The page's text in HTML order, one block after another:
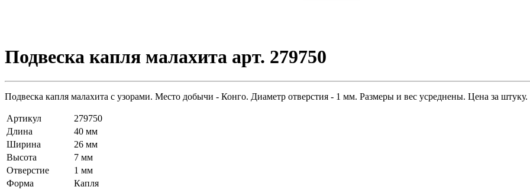
Подвеска капля малахита арт. 279750
Подвеска капля малахита с узорами. Место добычи - Конго. Диаметр отверстия - 1 мм. Размеры и вес усреднены. Цена за штуку.
Артикул
279750
Длина
40 мм
Ширина
26 мм
Высота
7 мм
Отверстие
1 мм
Форма
Капля